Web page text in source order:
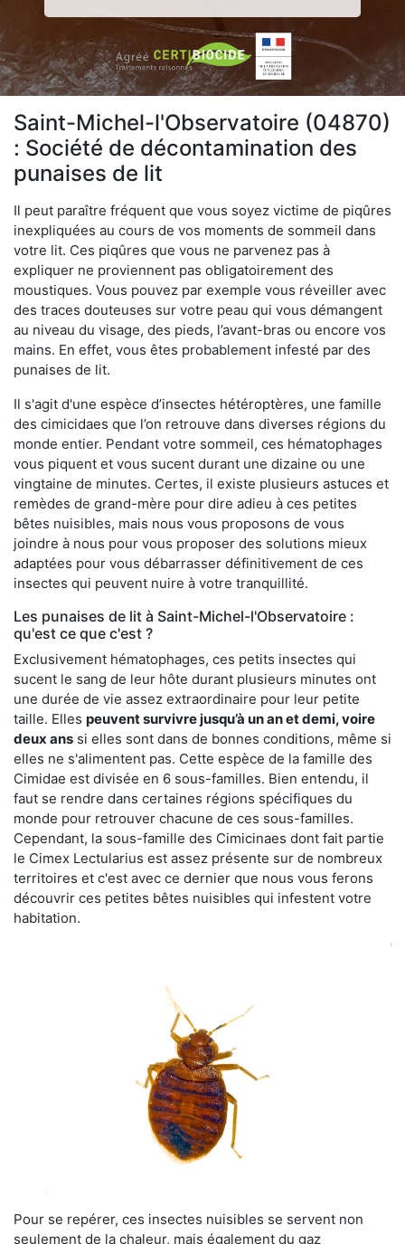
Saint-Michel-l'Observatoire (04870)
: Société de décontamination des
punaises de lit
Il peut paraître fréquent que vous soyez victime de piqûres
inexpliquées au cours de vos moments de sommeil dans
votre lit. Ces piqûres que vous ne parvenez pas à
expliquer ne proviennent pas obligatoirement des
moustiques. Vous pouvez par exemple vous réveiller avec
des traces douteuses sur votre peau qui vous démangent
au niveau du visage, des pieds, l’avant-bras ou encore vos
mains. En effet, vous êtes probablement infesté par des
punaises de lit.
Il s'agit d'une espèce d’insectes hétéroptères, une famille
des cimicidaes que l’on retrouve dans diverses régions du
monde entier. Pendant votre sommeil, ces hématophages
vous piquent et vous sucent durant une dizaine ou une
vingtaine de minutes. Certes, il existe plusieurs astuces et
remèdes de grand-mère pour dire adieu à ces petites
bêtes nuisibles, mais nous vous proposons de vous
joindre à nous pour vous proposer des solutions mieux
adaptées pour vous débarrasser définitivement de ces
insectes qui peuvent nuire à votre tranquillité.
Les punaises de lit à Saint-Michel-l'Observatoire :
qu'est ce que c'est ?
Exclusivement hématophages, ces petits insectes qui
sucent le sang de leur hôte durant plusieurs minutes ont
une durée de vie assez extraordinaire pour leur petite
taille. Elles peuvent survivre jusqu’à un an et demi, voire
deux ans si elles sont dans de bonnes conditions, même si
elles ne s'alimentent pas. Cette espèce de la famille des
Cimidae est divisée en 6 sous-familles. Bien entendu, il
faut se rendre dans certaines régions spécifiques du
monde pour retrouver chacune de ces sous-familles.
Cependant, la sous-famille des Cimicinaes dont fait partie
le Cimex Lectularius est assez présente sur de nombreux
territoires et c'est avec ce dernier que nous vous ferons
découvrir ces petites bêtes nuisibles qui infestent votre
habitation.
Pour se repérer, ces insectes nuisibles se servent non
seulement de la chaleur, mais également du gaz